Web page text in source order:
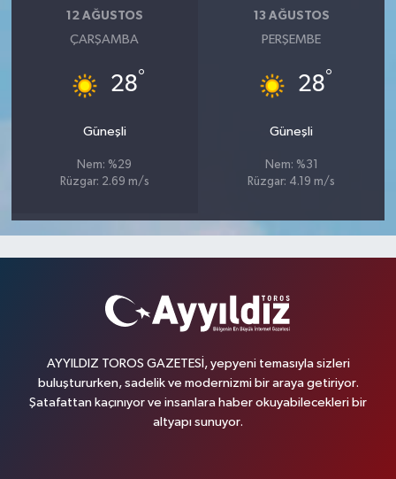
12 AĞUSTOS
ÇARŞAMBA
28°
Güneşli
Nem: %29
Rüzgar: 2.69 m/s
13 AĞUSTOS
PERŞEMBE
28°
Güneşli
Nem: %31
Rüzgar: 4.19 m/s
AYYILDIZ TOROS GAZETESİ, yepyeni temasıyla sizleri
buluştururken, sadelik ve modernizmi bir araya getiriyor.
Şatafattan kaçınıyor ve insanlara haber okuyabilecekleri bir
altyapı sunuyor.